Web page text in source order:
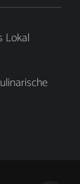
Lokal